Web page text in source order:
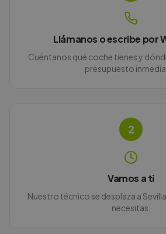
Llámanos o escribe por
Cuéntanos qué coche tienes y
presupuesto
2
Vamos a ti
Nuestro técnico se desplaza a
necesitas.